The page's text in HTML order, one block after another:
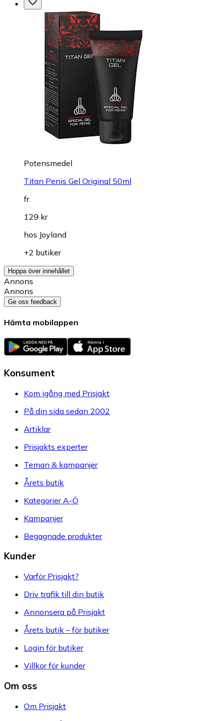
Potensmedel
Titan Penis Gel Original 50ml
fr.
129 kr
hos Joyland
+2 butiker
Hoppa över innehållet
Annons
Annons
Ge oss feedback
Hämta mobilappen
Konsument
Kom igång med Prisjakt
På din sida sedan 2002
Artiklar
Prisjakts experter
Teman & kampanjer
Årets butik
Kategorier A-Ö
Kampanjer
Begagnade produkter
Kunder
Varför Prisjakt?
Driv trafik till din butik
Annonsera på Prisjakt
Årets butik – för butiker
Login för butiker
Villkor för kunder
Om oss
Om Prisjakt